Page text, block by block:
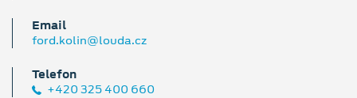
Email
ford.kolin@louda.cz
Telefon
+420 325 400 660